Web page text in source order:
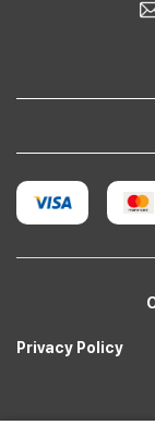
Privacy Policy